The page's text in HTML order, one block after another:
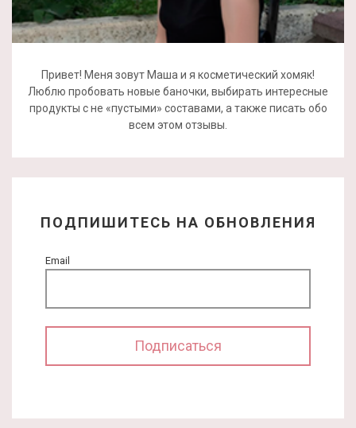
Привет! Меня зовут Маша и я косметический хомяк!
Люблю пробовать новые баночки, выбирать интересные
продукты с не «пустыми» составами, а также писать обо
всем этом отзывы.
ПОДПИШИТЕСЬ НА ОБНОВЛЕНИЯ
Email